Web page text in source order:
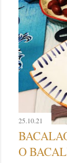
25.10.21
O